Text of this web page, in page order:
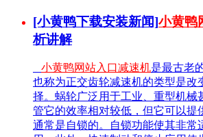
[小黄鸭下载安装新闻]小黄鸭
析讲解
小黄鸭网站入口减速机是最古老
也称为正交齿轮减速机的类型是改
择。蜗轮广泛用于工业、重型机械
管它的效率相对较低，但它可以提
通常是自锁的。自锁功能使其非常